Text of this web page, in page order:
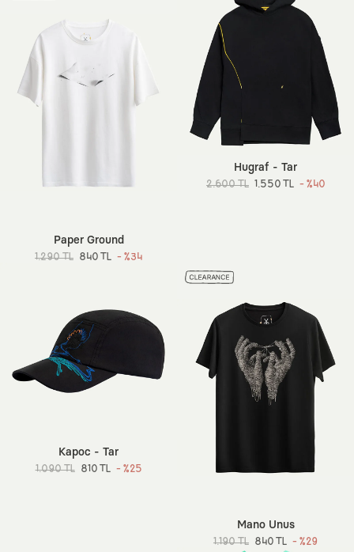
Paper Ground
1.290 TL 840 TL - %34
Hugraf - Tar
2.600 TL 1.550 TL - %40
Kapoc - Tar
1.090 TL 810 TL - %25
Mano Unus
1.190 TL 840 TL - %29